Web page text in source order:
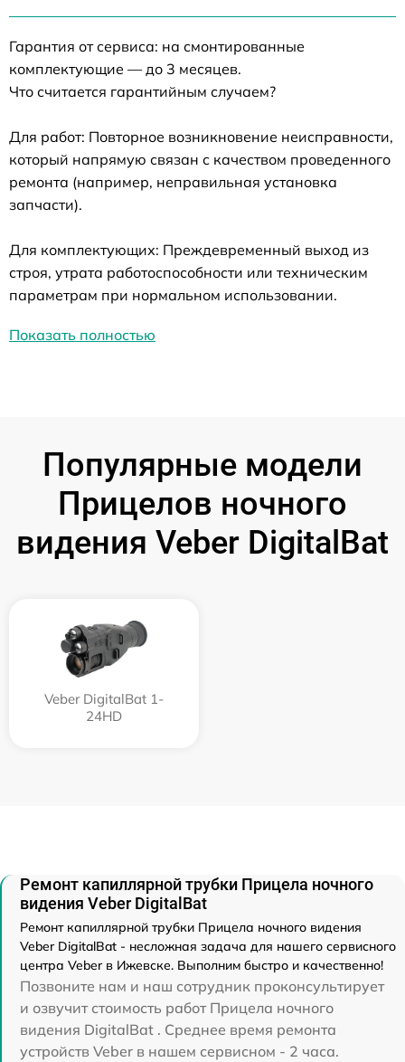
Гарантия от сервиса: на смонтированные
комплектующие — до 3 месяцев.
Что считается гарантийным случаем?
Для работ: Повторное возникновение неисправности,
который напрямую связан с качеством проведенного
ремонта (например, неправильная установка
запчасти).
Для комплектующих: Преждевременный выход из
строя, утрата работоспособности или техническим
параметрам при нормальном использовании.
Показать полностью
Популярные модели
Прицелов ночного
видения Veber DigitalBat
Veber DigitalBat 1-
24HD
Ремонт капиллярной трубки Прицела ночного
видения Veber DigitalBat
Ремонт капиллярной трубки Прицела ночного видения
Veber DigitalBat - несложная задача для нашего сервисного
центра Veber в Ижевске. Выполним быстро и качественно!
Позвоните нам и наш сотрудник проконсультирует
и озвучит стоимость работ Прицела ночного
видения DigitalBat . Среднее время ремонта
устройств Veber в нашем сервисном - 2 часа.